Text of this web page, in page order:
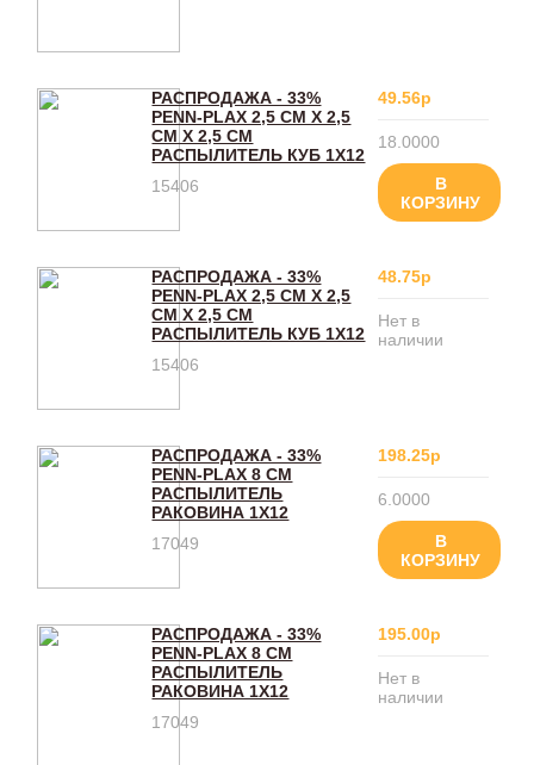
РАСПРОДАЖА - 33%
PENN-PLAX 2,5 СМ Х 2,5
СМ Х 2,5 СМ
РАСПЫЛИТЕЛЬ КУБ 1Х12
15406
49.56р
18.0000
В
КОРЗИНУ
РАСПРОДАЖА - 33%
PENN-PLAX 2,5 СМ Х 2,5
СМ Х 2,5 СМ
РАСПЫЛИТЕЛЬ КУБ 1Х12
15406
48.75р
Нет в
наличии
РАСПРОДАЖА - 33%
PENN-PLAX 8 СМ
РАСПЫЛИТЕЛЬ
РАКОВИНА 1Х12
17049
198.25р
6.0000
В
КОРЗИНУ
РАСПРОДАЖА - 33%
PENN-PLAX 8 СМ
РАСПЫЛИТЕЛЬ
РАКОВИНА 1Х12
17049
195.00р
Нет в
наличии